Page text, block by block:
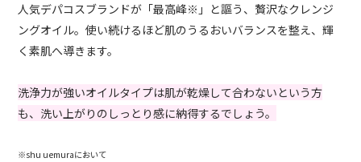
人気デパコスブランドが「最高峰※」と謳う、贅沢なクレンジ
ングオイル。使い続けるほど肌のうるおいバランスを整え、輝
く素肌へ導きます。
洗浄力が強いオイルタイプは肌が乾燥して合わないという方
も、洗い上がりのしっとり感に納得するでしょう。
※shu uemuraにおいて